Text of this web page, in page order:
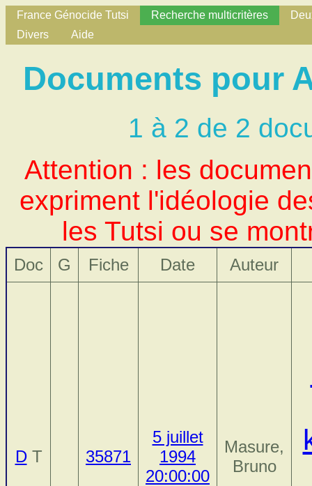
France Génocide Tutsi Recherche multicritères
Divers
Aide
Documents pour
1 à 2 de 2
Attention : les
expriment l'idéologie
les Tutsi ou se
Doc G Fiche Date Auteur
DT 35871
5 juillet
1994
20:00:00
Masure,
Bruno